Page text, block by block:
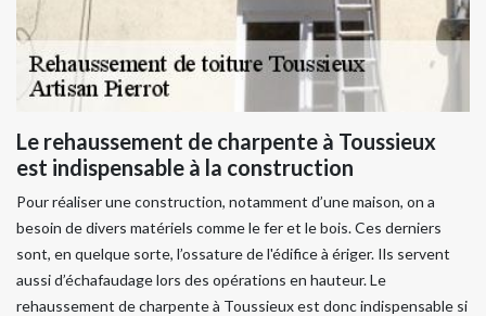
Le rehaussement de charpente à Toussieux
est indispensable à la construction
Pour réaliser une construction, notamment d’une maison, on a
besoin de divers matériels comme le fer et le bois. Ces derniers
sont, en quelque sorte, l’ossature de l'édifice à ériger. Ils servent
aussi d’échafaudage lors des opérations en hauteur. Le
rehaussement de charpente à Toussieux est donc indispensable si